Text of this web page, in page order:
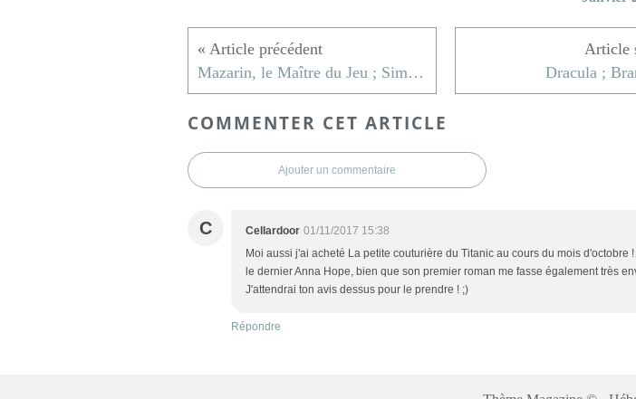
Mazarin, le Maître du Jeu ; Simone Bertière Dracula ;
COMMENTER CET ARTICLE
Ajouter un commentaire
C Cellardoor 01/11/2017 15:38
Moi aussi j'ai acheté La petite couturière du Titanic au cours du mois d'octobre
le dernier Anna Hope, bien que son premier roman me fasse également très
J'attendrai ton avis dessus pour le prendre ! ;)
Répondre